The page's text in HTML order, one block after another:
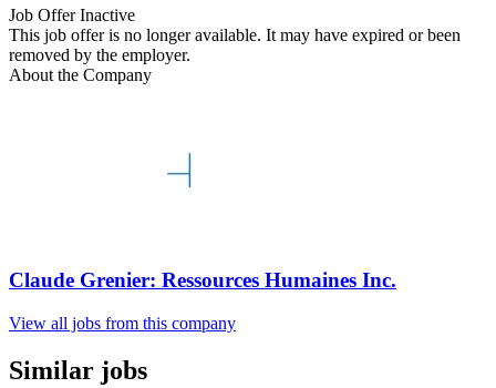
Job Offer Inactive
This job offer is no longer available. It may have expired or been
removed by the employer.
About the Company
Claude Grenier: Ressources Humaines Inc.
View all jobs from this company
Similar jobs